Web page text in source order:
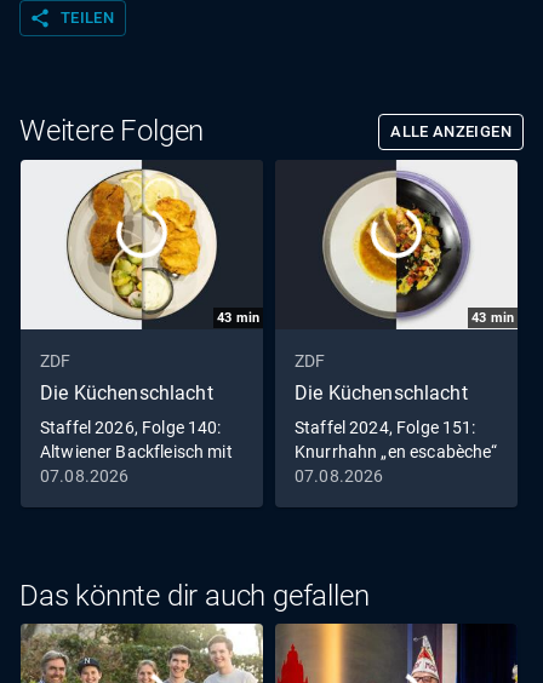
share TEILEN
Weitere Folgen ALLE ANZEIGEN
43 min
ZDF
Die Küchenschlacht
Staffel 2026, Folge 140:
Altwiener Backfleisch mit
Remouladensauce
07.08.2026
43 min
ZDF
Die Küchenschlacht
Staffel 2024, Folge 151:
Knurrhahn „en escabèche“
mit zweierlei Blumenkohl
07.08.2026
Das könnte dir auch gefallen